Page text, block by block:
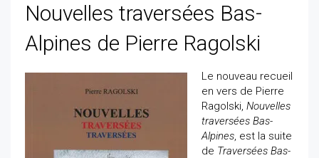
Nouvelles traversées Bas-
Alpines de Pierre Ragolski
Le nouveau recueil
en vers de Pierre
Ragolski, Nouvelles
traversées Bas-
Alpines, est la suite
de Traversées Bas-